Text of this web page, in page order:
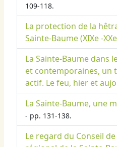
109-118.
La protection de la
Sainte-Baume (XIXe -
La Sainte-Baume dans
et contemporaines, un
actif. Le feu, hier et
La Sainte-Baume, une
- pp. 131-138.
Le regard du Conseil